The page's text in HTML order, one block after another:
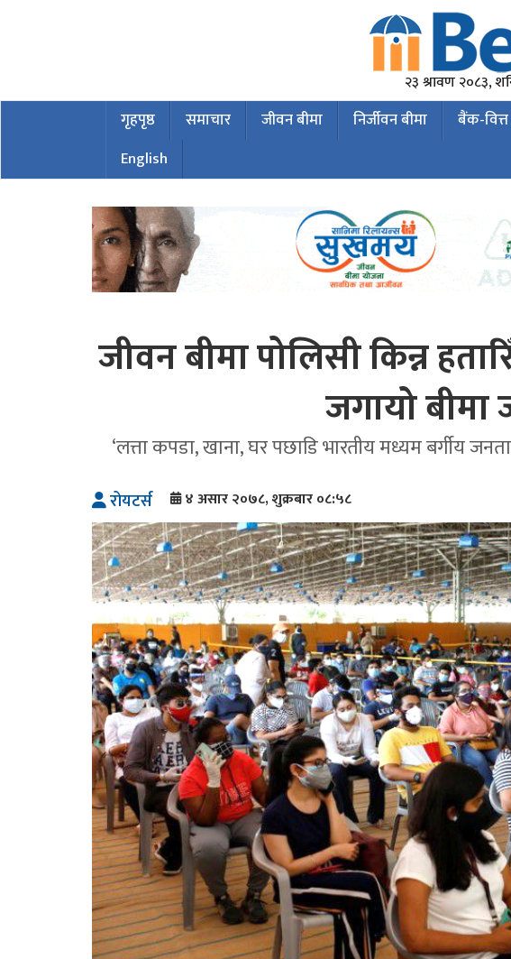
२३ श्रावण २०८३,
गृहपृष्ठ समाचार जीवन बीमा निर्जीवन बीमा बैंक-वित्त
English
जीवन बीमा पोलिसी किन्न
जगायो
‘लत्ता कपडा, खाना, घर पछाडि भारतीय मध्यम बर्गीय
रोयटर्स ४ असार २०७८, शुक्रबार ०८:५८